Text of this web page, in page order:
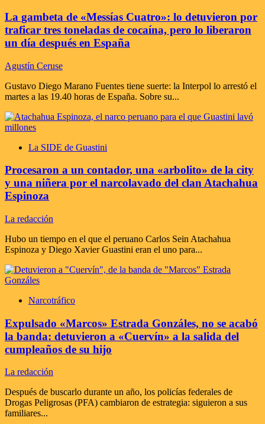
La gambeta de «Messías Cuatro»: lo detuvieron por
traficar tres toneladas de cocaína, pero lo liberaron
un día después en España
Agustín Ceruse
Gustavo Diego Marano Fuentes tiene suerte: la Interpol lo arrestó el
martes a las 19.40 horas de España. Sobre su...
La SIDE de Guastini
Procesaron a un contador, una «arbolito» de la city
y una niñera por el narcolavado del clan Atachahua
Espinoza
La redacción
Hubo un tiempo en el que el peruano Carlos Sein Atachahua
Espinoza y Diego Xavier Guastini eran el uno para...
Narcotráfico
Expulsado «Marcos» Estrada Gonzáles, no se acabó
la banda: detuvieron a «Cuervín» a la salida del
cumpleaños de su hijo
La redacción
Después de buscarlo durante un año, los policías federales de
Drogas Peligrosas (PFA) cambiaron de estrategia: siguieron a sus
familiares...